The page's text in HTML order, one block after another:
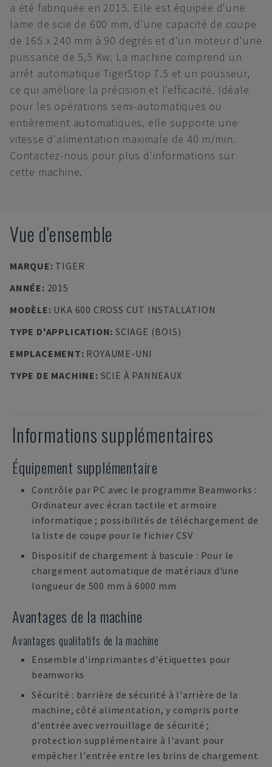
a été fabriquée en 2015. Elle est équipée d'une
lame de scie de 600 mm, d'une capacité de coupe
de 165 x 240 mm à 90 degrés et d'un moteur d'une
puissance de 5,5 Kw. La machine comprend un
arrêt automatique TigerStop 7.5 et un pousseur,
ce qui améliore la précision et l'efficacité. Idéale
pour les opérations semi-automatiques ou
entièrement automatiques, elle supporte une
vitesse d'alimentation maximale de 40 m/min.
Contactez-nous pour plus d'informations sur
cette machine.
Vue d'ensemble
MARQUE: TIGER
ANNÉE: 2015
MODÈLE: UKA 600 CROSS CUT INSTALLATION
TYPE D'APPLICATION: SCIAGE (BOIS)
EMPLACEMENT: ROYAUME-UNI
TYPE DE MACHINE: SCIE À PANNEAUX
Informations supplémentaires
Équipement supplémentaire
Contrôle par PC avec le programme Beamworks :
Ordinateur avec écran tactile et armoire
informatique ; possibilités de téléchargement de
la liste de coupe pour le fichier CSV
Dispositif de chargement à bascule : Pour le
chargement automatique de matériaux d'une
longueur de 500 mm à 6000 mm
Avantages de la machine
Avantages qualitatifs de la machine
Ensemble d'imprimantes d'étiquettes pour
beamworks
Sécurité : barrière de sécurité à l'arrière de la
machine, côté alimentation, y compris porte
d'entrée avec verrouillage de sécurité ;
protection supplémentaire à l'avant pour
empêcher l'entrée entre les brins de chargement